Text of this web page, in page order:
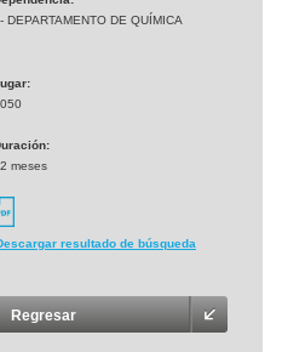
DEPARTAMENTO DE QUÍMICA
meses
resultado de búsqueda
Regresar